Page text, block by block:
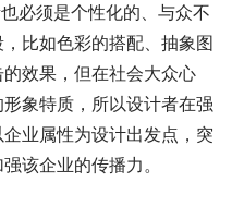
必须是个性化的、与众不
比如色彩的搭配、抽象图
效果，但在社会大众心
象特质，所以设计者在强
业属性为设计出发点，突
该企业的传播力。